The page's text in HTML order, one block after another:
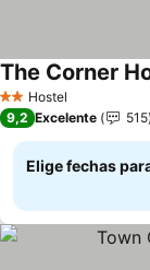
2 Estrellas
Hostel
The Corner
9,2 Excelente 515
Elige fechas